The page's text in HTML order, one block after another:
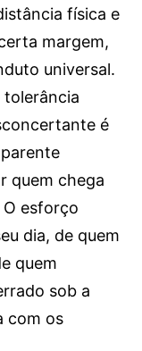
física e
margem,
universal.
tolerância
é
quem chega
esforço
dia, de quem
quem
sob a
com os